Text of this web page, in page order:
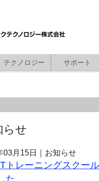
テクノロジー サポート
らせ
03月15日｜ お知らせ
トレーニングスクー
た